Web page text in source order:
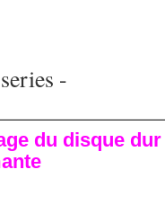
-
du disque